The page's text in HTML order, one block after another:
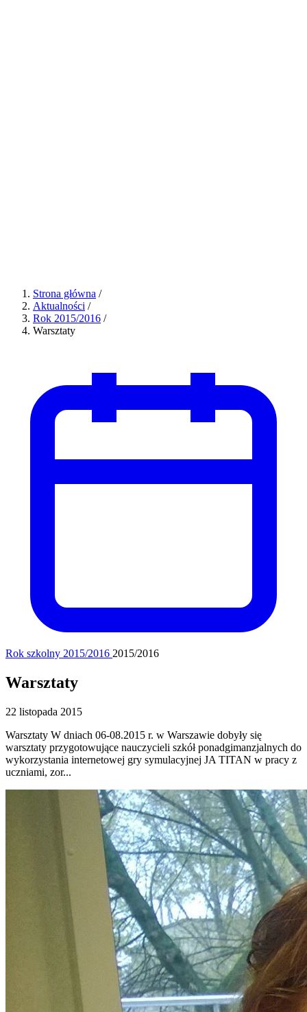
Strona główna /
Aktualności /
Rok 2015/2016 /
Warsztaty
Rok szkolny 2015/2016 2015/2016
Warsztaty
22 listopada 2015
Warsztaty W dniach 06-08.2015 r. w Warszawie dobyły się
warsztaty przygotowujące nauczycieli szkół ponadgimanzjalnych do
wykorzystania internetowej gry symulacyjnej JA TITAN w pracy z
uczniami, zor...